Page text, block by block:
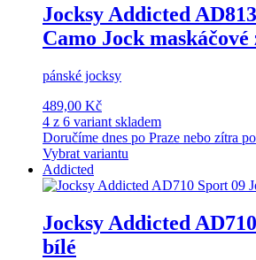
Jocksy Addicted
Camo Jock maskáčové
pánské jocksy
489,00 Kč
4 z 6 variant skladem
Doručíme dnes po Praze nebo zítra
Vybrat variantu
Addicted
Jocksy Addicted
bílé